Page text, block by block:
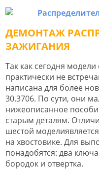
ДЕМОНТАЖ
ЗАЖИГАНИЯ
Так как сегодня
практически не
написана для более
30.3706. По сути, они
нижеописанное
старым деталям.
шестой
на хвостовике. Для
понадобятся: два
бородок и отвертка.